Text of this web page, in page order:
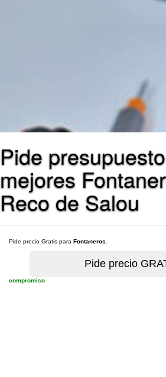
Pide
mejores
Reco de Salou
Pide precio Gratis para Fontaneros
compromiso